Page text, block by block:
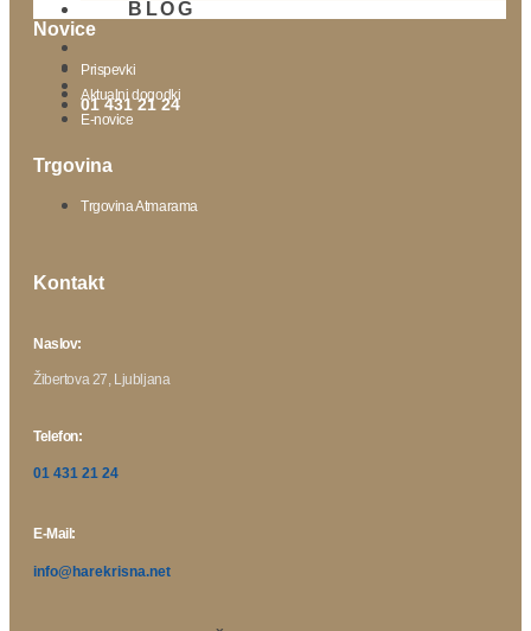
BLOG
01 431 21 24
Novice
Prispevki
Aktualni dogodki
E-novice
Trgovina
Trgovina Atmarama
Kontakt
Naslov:
Žibertova 27, Ljubljana
Telefon:
01 431 21 24
E-Mail:
info@harekrisna.net